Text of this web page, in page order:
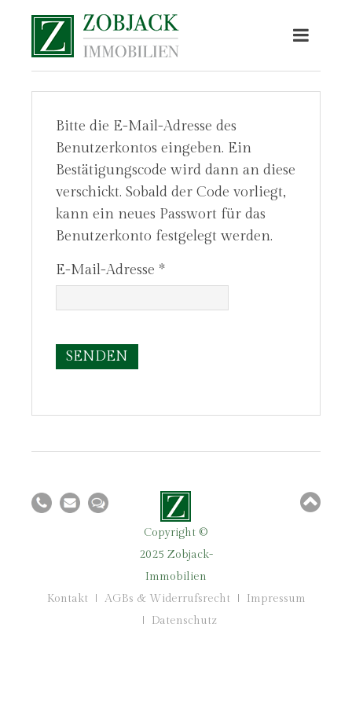
Bitte die E-Mail-Adresse des
Benutzerkontos eingeben. Ein
Bestätigungscode wird dann an diese
verschickt. Sobald der Code vorliegt,
kann ein neues Passwort für das
Benutzerkonto festgelegt werden.
E-Mail-Adresse *
SENDEN
Copyright ©
2025 Zobjack-
Immobilien
Kontakt
AGBs & Widerrufsrecht
Impressum
Datenschutz